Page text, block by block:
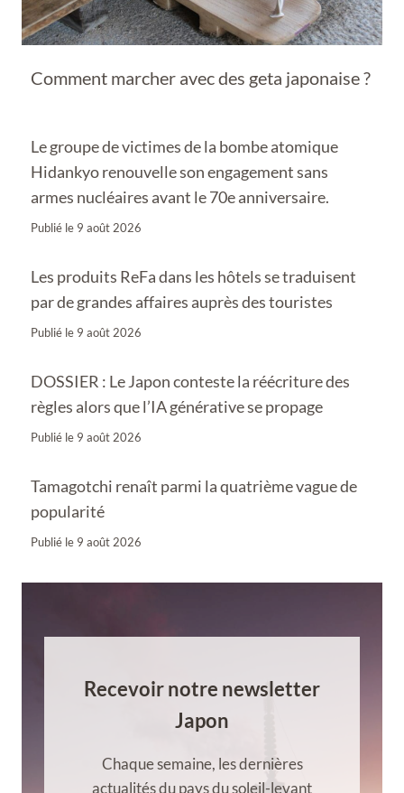
Comment marcher avec des geta japonaise ?
Le groupe de victimes de la bombe atomique
Hidankyo renouvelle son engagement sans
armes nucléaires avant le 70e anniversaire.
Publié le 9 août 2026
Les produits ReFa dans les hôtels se traduisent
par de grandes affaires auprès des touristes
Publié le 9 août 2026
DOSSIER : Le Japon conteste la réécriture des
règles alors que l’IA générative se propage
Publié le 9 août 2026
Tamagotchi renaît parmi la quatrième vague de
popularité
Publié le 9 août 2026
Recevoir notre newsletter
Japon
Chaque semaine, les dernières
actualités du pays du soleil-levant